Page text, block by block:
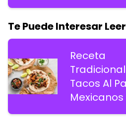
Te Puede Interesar
Receta
Tacos Al
Mexicanos